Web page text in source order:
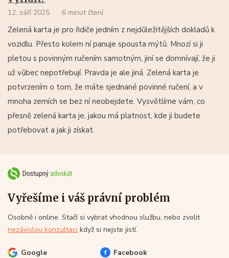
12. září 2025 6 minut čtení
Zelená karta je pro řidiče jedním z nejdůležitějších dokladů k
vozidlu. Přesto kolem ní panuje spousta mýtů. Mnozí si ji
pletou s povinným ručením samotným, jiní se domnívají, že ji
už vůbec nepotřebují. Pravda je ale jiná. Zelená karta je
potvrzením o tom, že máte sjednané povinné ručení, a v
mnoha zemích se bez ní neobejdete. Vysvětlíme vám, co
přesně zelená karta je, jakou má platnost, kde ji budete
potřebovat a jak ji získat.
Vyřešíme i váš právní problém
Osobně i online. Stačí si vybrat vhodnou službu, nebo zvolit
nezávislou konzultaci když si nejste jistí.
Google Facebook